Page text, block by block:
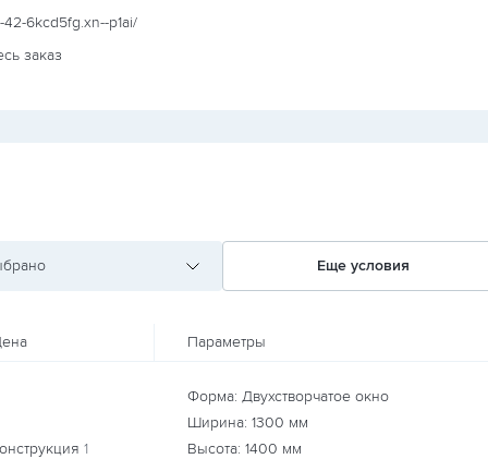
6kcd5fg.xn--p1ai/
заказ
Еще условия
Параметры
1
Форма: Двухстворчатое окно
Ширина: 1300 мм
Высота: 1400 мм